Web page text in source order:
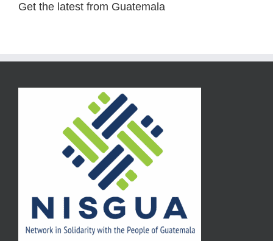
Get the latest from Guatemala